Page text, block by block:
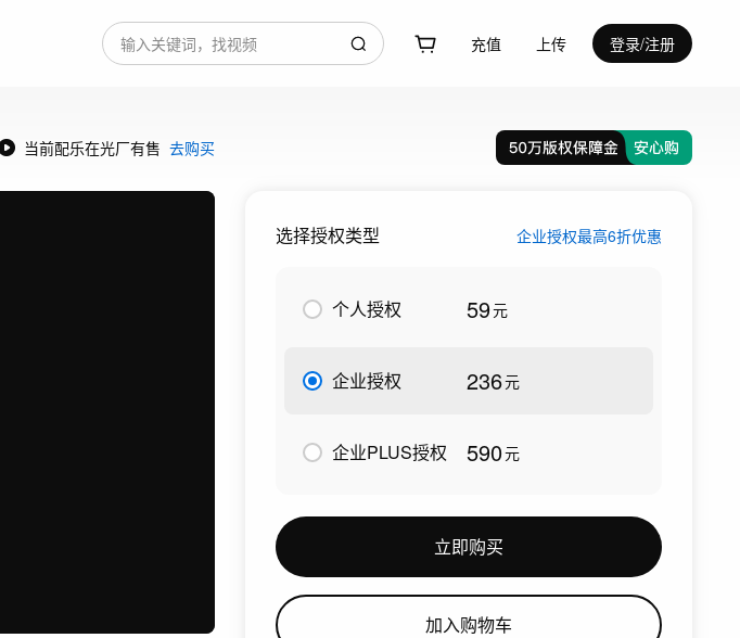
充值 上传 登录/注册
当前配乐在光厂有售 去购买
选择授权类型 企业授权最高6折优惠
个人授权 59元
企业授权 236元
企业PLUS授权 590元
立即购买
加入购物车